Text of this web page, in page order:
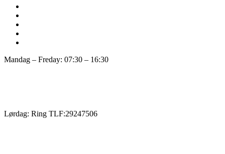
Mandag – Freday: 07:30 – 16:30
Lørdag: Ring TLF:29247506